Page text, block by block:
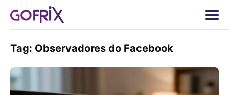
Tag: Observadores do Facebook